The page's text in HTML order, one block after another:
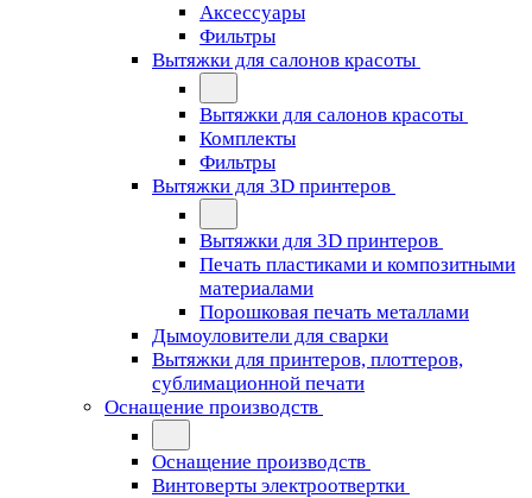
Аксессуары
Фильтры
Вытяжки для салонов красоты
Вытяжки для салонов красоты
Комплекты
Фильтры
Вытяжки для 3D принтеров
Вытяжки для 3D принтеров
Печать пластиками и композитными
материалами
Порошковая печать металлами
Дымоуловители для сварки
Вытяжки для принтеров, плоттеров,
сублимационной печати
Оснащение производств
Оснащение производств
Винтоверты электроотвертки